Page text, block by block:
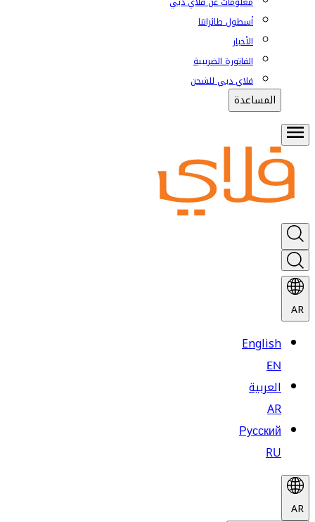
أسطول طائراتنا
الأخبار
الفاتورة الضريبية
فلاي دبي للشحن
المساعدة
AR
English
EN
العربية
AR
Русский
RU
AR